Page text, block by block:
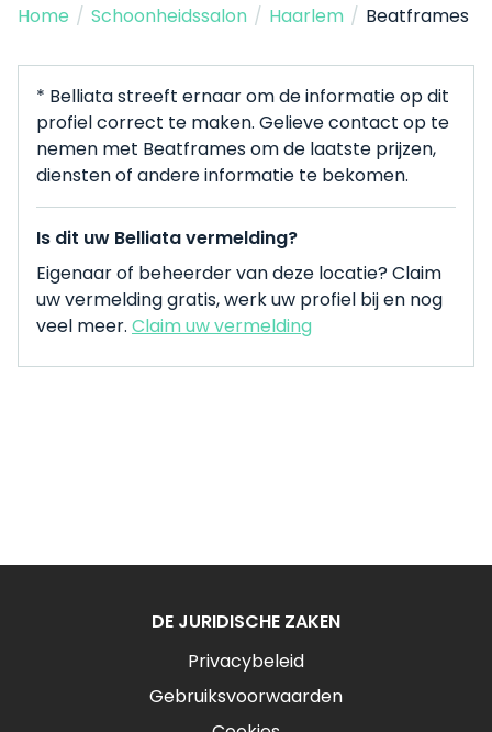
Home / Schoonheidssalon / Haarlem / Beatframes
* Belliata streeft ernaar om de informatie op dit
profiel correct te maken. Gelieve contact op te
nemen met Beatframes om de laatste prijzen,
diensten of andere informatie te bekomen.
Is dit uw Belliata vermelding?
Eigenaar of beheerder van deze locatie? Claim
uw vermelding gratis, werk uw profiel bij en nog
veel meer. Claim uw vermelding
DE JURIDISCHE ZAKEN
Privacybeleid
Gebruiksvoorwaarden